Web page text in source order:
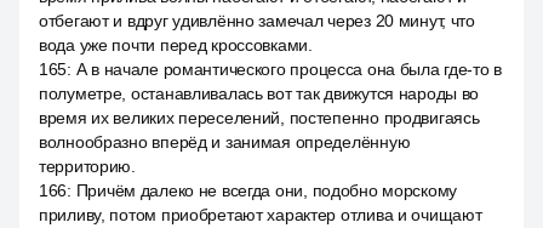
отбегают и вдруг удивлённо замечал через 20 минут, что
вода уже почти перед кроссовками.
165: А в начале романтического процесса она была где-то в
полуметре, останавливалась вот так движутся народы во
время их великих переселений, постепенно продвигаясь
волнообразно вперёд и занимая определённую
территорию.
166: Причём далеко не всегда они, подобно морскому
приливу, потом приобретают характер отлива и очищают